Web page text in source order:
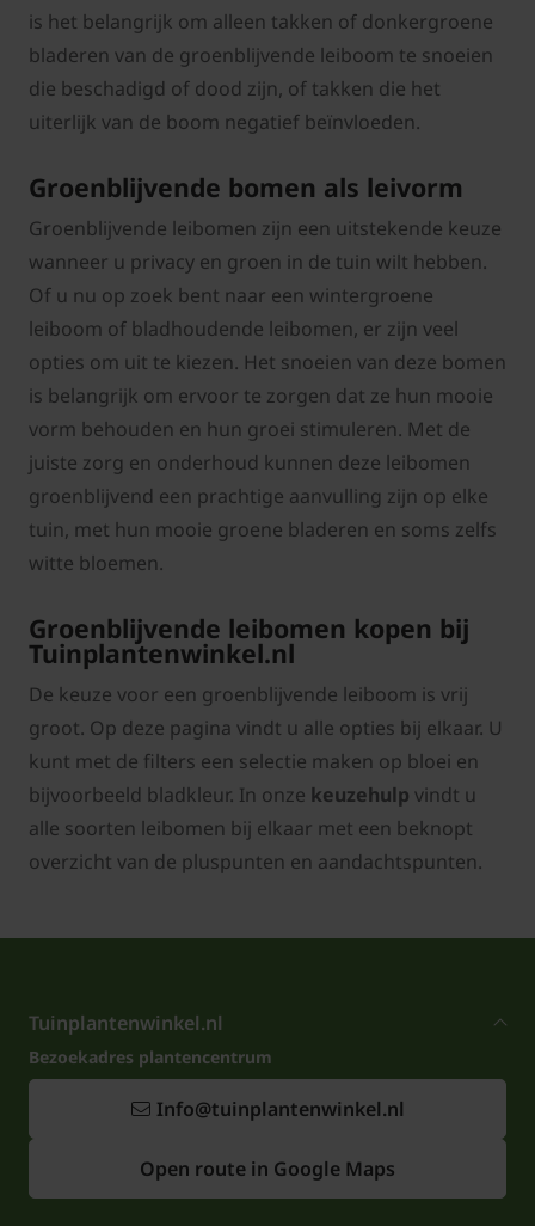
is het belangrijk om alleen takken of donkergroene
bladeren van de groenblijvende leiboom te snoeien
die beschadigd of dood zijn, of takken die het
uiterlijk van de boom negatief beïnvloeden.
Groenblijvende bomen als leivorm
Groenblijvende leibomen zijn een uitstekende keuze
wanneer u privacy en groen in de tuin wilt hebben.
Of u nu op zoek bent naar een wintergroene
leiboom of bladhoudende leibomen, er zijn veel
opties om uit te kiezen. Het snoeien van deze bomen
is belangrijk om ervoor te zorgen dat ze hun mooie
vorm behouden en hun groei stimuleren. Met de
juiste zorg en onderhoud kunnen deze leibomen
groenblijvend een prachtige aanvulling zijn op elke
tuin, met hun mooie groene bladeren en soms zelfs
witte bloemen.
Groenblijvende leibomen kopen bij
Tuinplantenwinkel.nl
De keuze voor een groenblijvende leiboom is vrij
groot. Op deze pagina vindt u alle opties bij elkaar. U
kunt met de filters een selectie maken op bloei en
bijvoorbeeld bladkleur. In onze keuzehulp vindt u
alle soorten leibomen bij elkaar met een beknopt
overzicht van de pluspunten en aandachtspunten.
Tuinplantenwinkel.nl
Bezoekadres plantencentrum
Info@tuinplantenwinkel.nl
Open route in Google Maps